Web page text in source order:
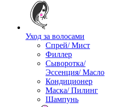
Уход за волосами
Спрей/ Мист
Филлер
Сыворотка/
Эссенция/ Масло
Кондиционер
Маска/ Пилинг
Шампунь